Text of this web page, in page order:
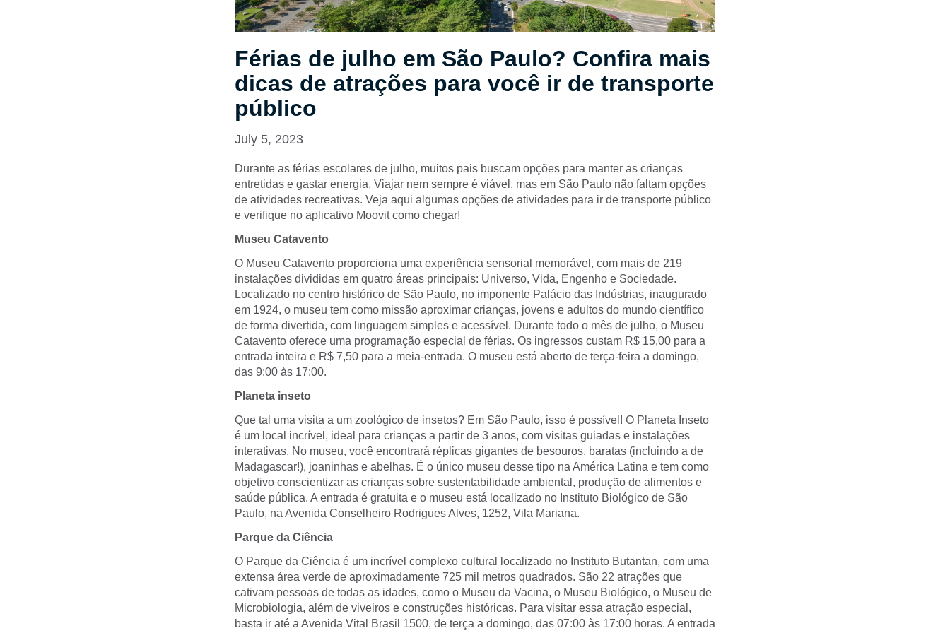
Férias de julho em São Paulo? Confira mais
dicas de atrações para você ir de transporte
público
July 5, 2023
Durante as férias escolares de julho, muitos pais buscam opções para manter as crianças
entretidas e gastar energia. Viajar nem sempre é viável, mas em São Paulo não faltam opções
de atividades recreativas. Veja aqui algumas opções de atividades para ir de transporte público
e verifique no aplicativo Moovit como chegar!
Museu Catavento
O Museu Catavento proporciona uma experiência sensorial memorável, com mais de 219
instalações divididas em quatro áreas principais: Universo, Vida, Engenho e Sociedade.
Localizado no centro histórico de São Paulo, no imponente Palácio das Indústrias, inaugurado
em 1924, o museu tem como missão aproximar crianças, jovens e adultos do mundo científico
de forma divertida, com linguagem simples e acessível. Durante todo o mês de julho, o Museu
Catavento oferece uma programação especial de férias. Os ingressos custam R$ 15,00 para a
entrada inteira e R$ 7,50 para a meia-entrada. O museu está aberto de terça-feira a domingo,
das 9:00 às 17:00.
Planeta inseto
Que tal uma visita a um zoológico de insetos? Em São Paulo, isso é possível! O Planeta Inseto
é um local incrível, ideal para crianças a partir de 3 anos, com visitas guiadas e instalações
interativas. No museu, você encontrará réplicas gigantes de besouros, baratas (incluindo a de
Madagascar!), joaninhas e abelhas. É o único museu desse tipo na América Latina e tem como
objetivo conscientizar as crianças sobre sustentabilidade ambiental, produção de alimentos e
saúde pública. A entrada é gratuita e o museu está localizado no Instituto Biológico de São
Paulo, na Avenida Conselheiro Rodrigues Alves, 1252, Vila Mariana.
Parque da Ciência
O Parque da Ciência é um incrível complexo cultural localizado no Instituto Butantan, com uma
extensa área verde de aproximadamente 725 mil metros quadrados. São 22 atrações que
cativam pessoas de todas as idades, como o Museu da Vacina, o Museu Biológico, o Museu de
Microbiologia, além de viveiros e construções históricas. Para visitar essa atração especial,
basta ir até a Avenida Vital Brasil 1500, de terça a domingo, das 07:00 às 17:00 horas. A entrada